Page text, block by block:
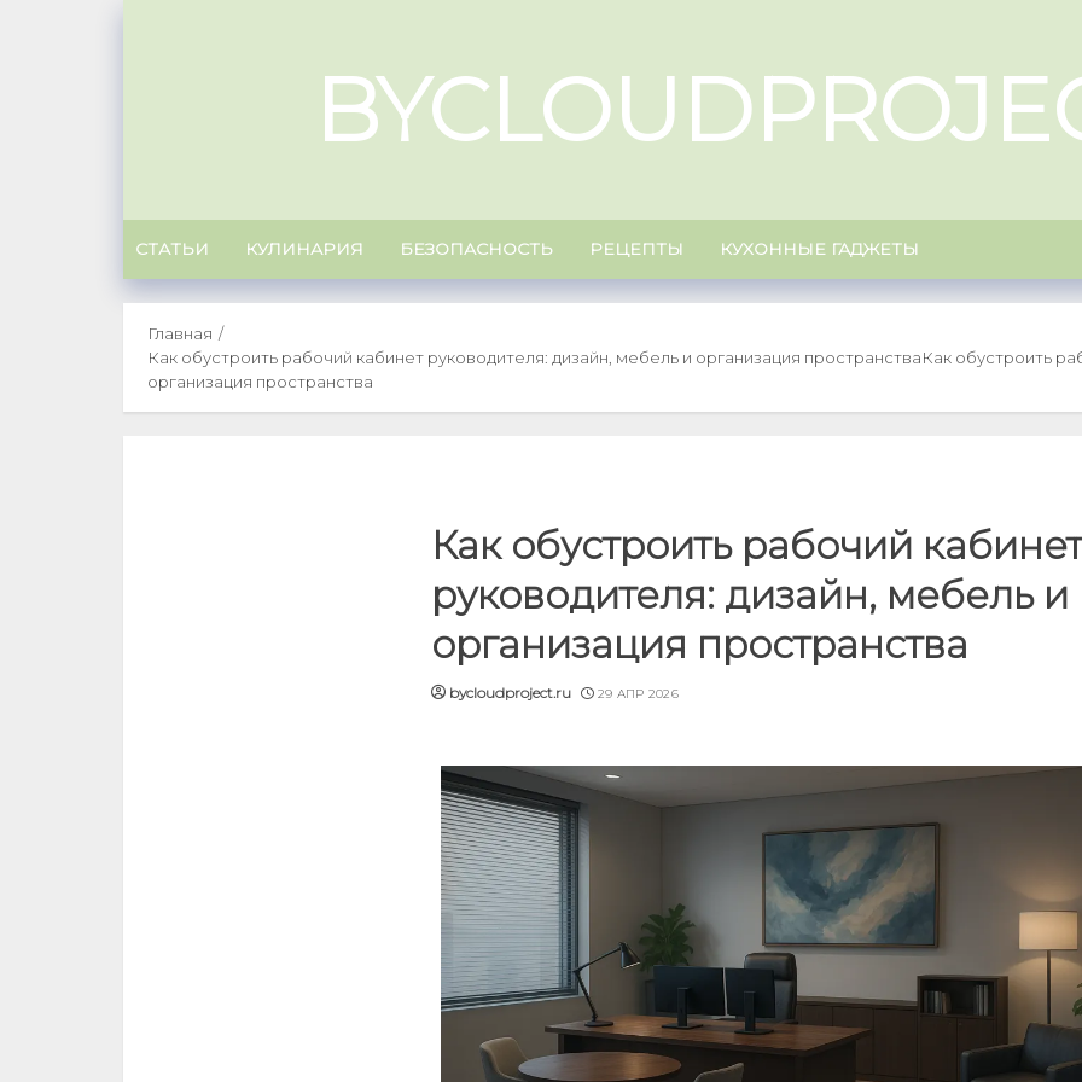
СТАТЬИ КУЛИНАРИЯ БЕЗОПАСНОСТЬ РЕЦЕПТЫ КУХОННЫЕ ГАДЖЕТЫ
Главная
Как обустроить рабочий кабинет руководителя: дизайн, мебель и организация пространстваКак обустроить
организация пространства
Как обустроить рабочий кабинет
руководителя: дизайн, мебель и
организация пространства
bycloudproject.ru 29 АПР 2026